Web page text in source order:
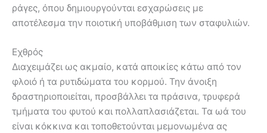
ράγες, όπου δημιουργούνται εσχαρώσεις με
αποτέλεσμα την ποιοτική υποβάθμιση των σταφυλιών.
Εχθρός
Διαχειμάζει ως ακμαίο, κατά αποικίες κάτω από τον
φλοιό ή τα ρυτιδώματα του κορμού. Την άνοιξη
δραστηριοποιείται, προσβάλλει τα πράσινα, τρυφερά
τμήματα του φυτού και πολλαπλασιάζεται. Τα ωά του
είναι κόκκινα και τοποθετούνται μεμονωμένα ας